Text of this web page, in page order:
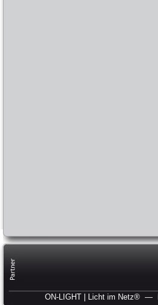
ON-LIGHT | Licht im Netz® —